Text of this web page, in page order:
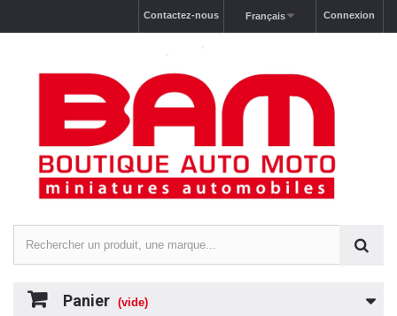
Connexion
Français
Contactez-nous
Panier (vide)